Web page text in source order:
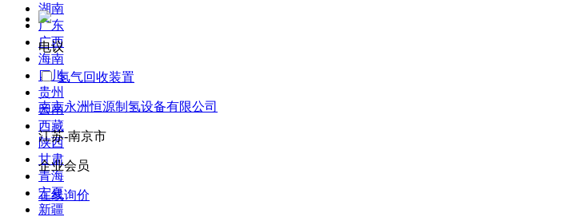
湖南
广东
广西
海南
四川
贵州
云南
西藏
陕西
甘肃
青海
宁夏
新疆
电议
氢气回收装置
南京永洲恒源制氢设备有限公司
江苏-南京市
企业会员
在线询价